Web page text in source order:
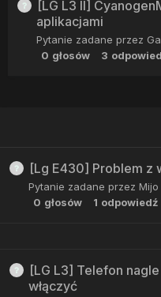
[LG L3 II]
aplikacjami
Pytanie zadane przez
0 głosów 3
[Lg E430] Problem z
Pytanie zadane przez Mijo
0 głosów 1 odpowiedź
[LG L3] Telefon
włączyć